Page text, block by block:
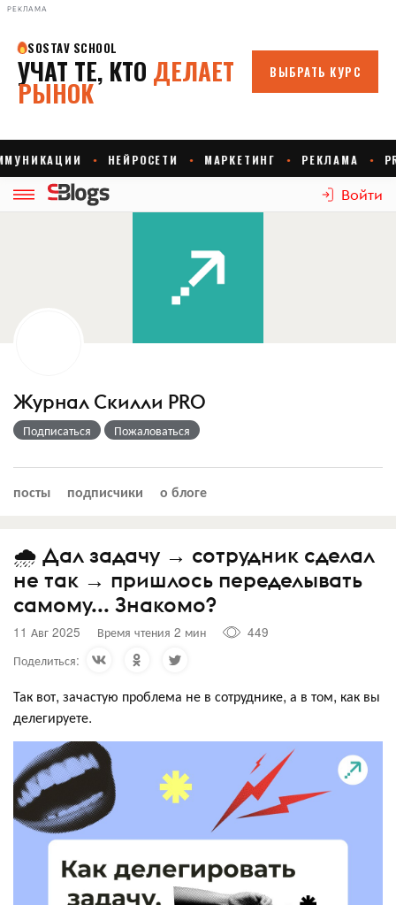
РЕКЛАМА
Войти
Журнал Скилли PRO
Подписаться Пожаловаться
посты подписчики о блоге
🌧 Дал задачу → сотрудник сделал
не так → пришлось переделывать
самому... Знакомо?
11 Авг 2025 Время чтения 2 мин
449
Поделиться:
Так вот, зачастую проблема не в сотруднике, а в том, как вы
делегируете.